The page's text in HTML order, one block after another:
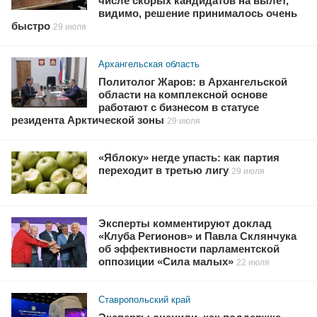
видимо, решение принималось очень
быстро 29 июля
Архангельская область
Политолог Жаров: в Архангельской
области на комплексной основе
работают с бизнесом в статусе
резидента Арктической зоны 29 июля
«Яблоку» негде упасть: как партия
переходит в третью лигу 29 июля
Эксперты комментируют доклад
«Клуба Регионов» и Павла Склянчука
об эффективности парламентской
оппозиции «Сила малых» 22 июля
Ставропольский край